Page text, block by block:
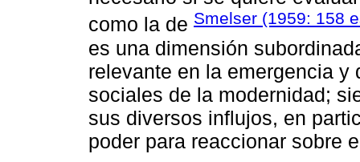
como la de Smelser (1959: 158
es una dimensión
relevante en la emergencia y
sociales de la modernidad;
sus diversos influjos, en
poder para reaccionar sobre